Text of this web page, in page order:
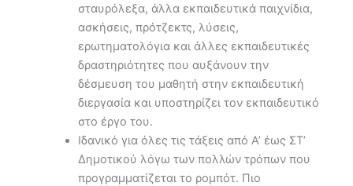
σταυρόλεξα, άλλα εκπαιδευτικά παιχνίδια,
ασκήσεις, πρότζεκτς, λύσεις,
ερωτηματολόγια και άλλες εκπαιδευτικές
δραστηριότητες που αυξάνουν την
δέσμευση του μαθητή στην εκπαιδευτική
διεργασία και υποστηρίζει τον εκπαιδευτικό
στο έργο του.
Ιδανικό για όλες τις τάξεις από Α’ έως ΣΤ’
Δημοτικού λόγω των πολλών τρόπων που
προγραμματίζεται το ρομπότ. Πιο